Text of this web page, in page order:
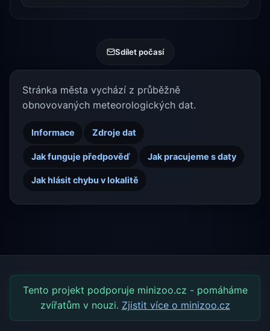
Sdílet počasí
Stránka města vychází z průběžně
obnovovaných meteorologických dat.
Informace Zdroje dat
Jak funguje předpověď Jak pracujeme s daty
Jak hlásit chybu v lokalitě
Tento projekt podporuje minizoo.cz - pomáháme
zvířatům v nouzi. Zjistit více o minizoo.cz